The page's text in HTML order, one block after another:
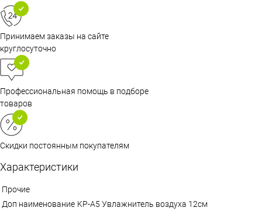
Принимаем заказы на сайте
круглосуточно
Профессиональная помощь в подборе
товаров
Скидки постоянным покупателям
Характеристики
Прочие
Доп наименование KP-A5 Увлажнитель воздуха 12см